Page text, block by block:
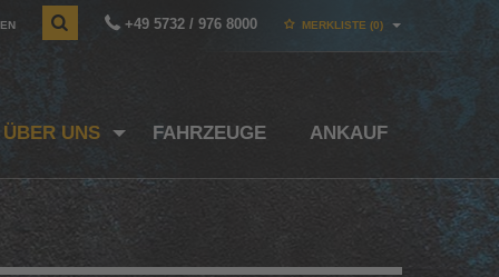
EN +49 5732 / 976 8000 MERKLISTE (0)
ÜBER UNS FAHRZEUGE ANKAUF